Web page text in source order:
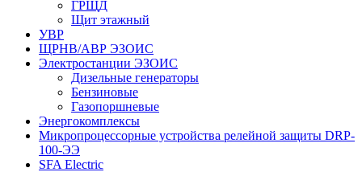
ГРЩД
Щит этажный
УВР
ЩРНВ/АВР ЭЗОИС
Электростанции ЭЗОИС
Дизельные генераторы
Бензиновые
Газопоршневые
Энергокомплексы
Микропроцессорные устройства релейной защиты DRP-
100-ЭЭ
SFA Electric